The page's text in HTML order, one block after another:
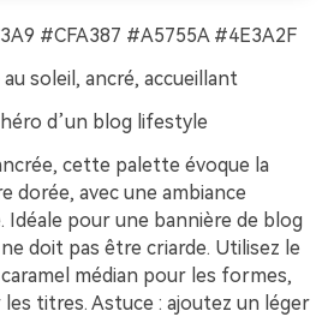
#CFA387 #A5755A #4E3A2F
soleil, ancré, accueillant
d’un blog lifestyle
cette palette évoque la
dorée, avec une ambiance
Idéale pour une bannière de blog
doit pas être criarde. Utilisez le
médian pour les formes,
titres. Astuce : ajoutez un léger